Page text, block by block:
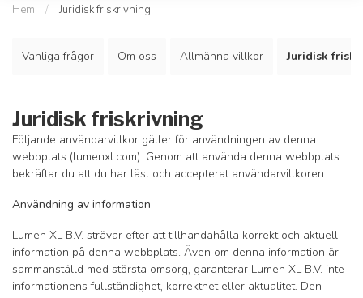
Hem / Juridisk friskrivning
Vanliga frågor Om oss Allmänna villkor Juridisk
Juridisk friskrivning
Följande användarvillkor gäller för användningen av denna
webbplats (lumenxl.com). Genom att använda denna webbplats
bekräftar du att du har läst och accepterat användarvillkoren.
Användning av information
Lumen XL B.V. strävar efter att tillhandahålla korrekt och aktuell
information på denna webbplats. Även om denna information är
sammanställd med största omsorg, garanterar Lumen XL B.V. inte
informationens fullständighet, korrekthet eller aktualitet. Den